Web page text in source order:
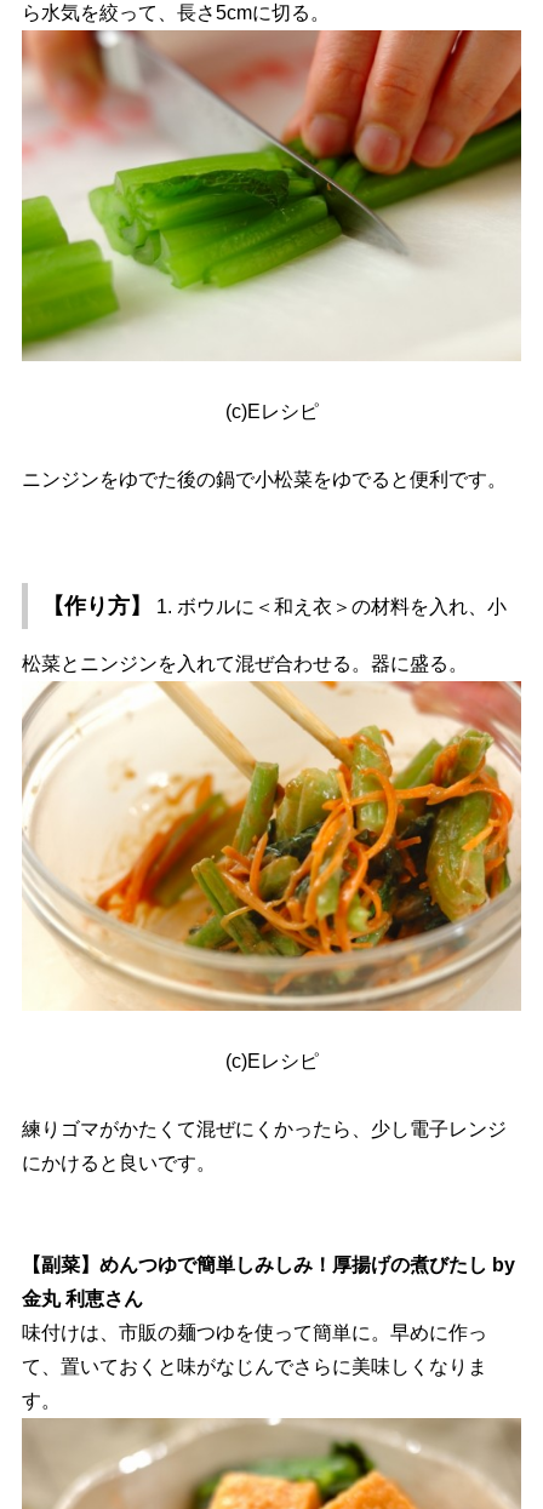
ら水気を絞って、長さ5cmに切る。
(c)Eレシピ
ニンジンをゆでた後の鍋で小松菜をゆでると便利です。
【作り方】 1. ボウルに＜和え衣＞の材料を入れ、小
松菜とニンジンを入れて混ぜ合わせる。器に盛る。
(c)Eレシピ
練りゴマがかたくて混ぜにくかったら、少し電子レンジ
にかけると良いです。
【副菜】めんつゆで簡単しみしみ！厚揚げの煮びたし by
金丸 利恵さん
味付けは、市販の麺つゆを使って簡単に。早めに作っ
て、置いておくと味がなじんでさらに美味しくなりま
す。